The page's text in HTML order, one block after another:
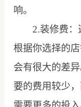
响。
2.装修费：这
根据你选择的
会有很大的差
要的费用较少